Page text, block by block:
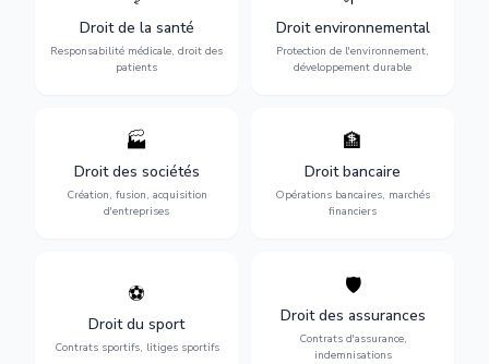
Droit de la santé
Responsabilité médicale, droit des
patients
médicales, responsabilité
des praticiens et
indemnisation.
Droit environnemental
Protection de l'environnement,
développement durable
conformité
environnementale, litiges et
développement durable.
🏭
Droit des sociétés
Création, fusion, acquisition
d'entreprises
Structuration de votre
société : création, fusion-
acquisition, gouvernance et
restructuration.
🏦
Droit bancaire
Opérations bancaires, marchés
financiers
Gestion de vos opérations
financières : contentieux
bancaire, investissements et
régulation.
⚽
Droit du sport
Contrats sportifs, litiges sportifs
Expertise en droit sportif :
transferts, sponsoring et
contentieux.
🛡️
Droit des assurances
Contrats d'assurance,
indemnisations
Défense de vos intérêts :
contrats d'assurance,
sinistres et indemnisations
optimales.